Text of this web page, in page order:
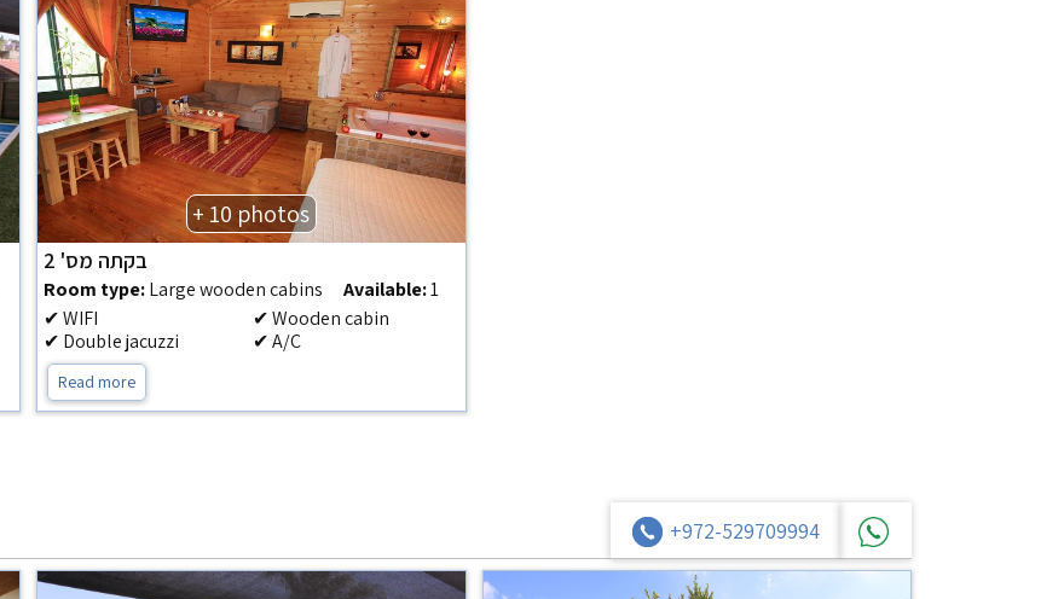
+ 10 photos
בקתה מס' 2
Room type:Large wooden cabins Available:1
✔ WIFI
✔ Wooden cabin
✔ Double jacuzzi
✔ A/C
Read more
+972-529709994